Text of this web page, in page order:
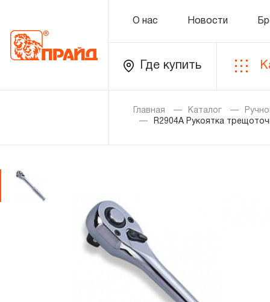
О нас Новости
Где купить
Каталог
Золотая лихорадка
Распродажа
Уцененный товар
О нас
Новости
Главная Каталог
R2904A Рукоятка